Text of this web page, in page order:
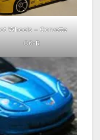
Wheels – Corvette
C6-R